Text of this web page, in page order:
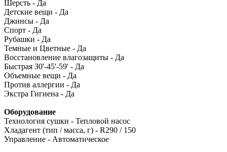
Шерсть - Да
Детские вещи - Да
Джинсы - Да
Спорт - Да
Рубашки - Да
Темные и Цветные - Да
Восстановление влагозащиты - Да
Быстрая З0'-45'-59' - Да
Объемные вещи - Да
Против аллергии - Да
Экстра Гигиена - Да
Оборудование
Технология сушки - Тепловой насос
Хладагент (тип / масса, г) - R290 / 150
Управление - Автоматическое